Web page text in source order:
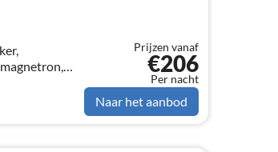
Prijzen vanaf
€206
Per nacht
Naar het aanbod